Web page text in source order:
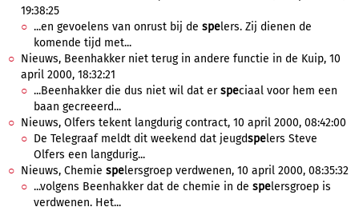
19:38:25
...en gevoelens van onrust bij de spelers. Zij dienen de
komende tijd met...
Nieuws, Beenhakker niet terug in andere functie in de Kuip, 10
april 2000, 18:32:21
...Beenhakker die dus niet wil dat erspeciaal voor hem een
baan gecreeerd...
Nieuws, Olfers tekent langdurig contract, 10 april 2000, 08:42:00
De Telegraaf meldt dit weekend dat jeugdspelers Steve
Olfers een langdurig...
Nieuws, Chemie spelersgroep verdwenen, 10 april 2000, 08:35:32
...volgens Beenhakker dat de chemie in de spelersgroep is
verdwenen. Het...